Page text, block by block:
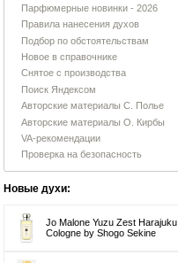
Парфюмерные новинки - 2026
Правила нанесения духов
Подбор по обстоятельствам
Новое в справочнике
Снятое с производства
Поиск Яндексом
Авторские материалы С. Полье
Авторские материалы О. Кирбы
VA-рекомендации
Проверка на безопасность
Новые духи:
Jo Malone Yuzu Zest Harajuku
Cologne by Shogo Sekine